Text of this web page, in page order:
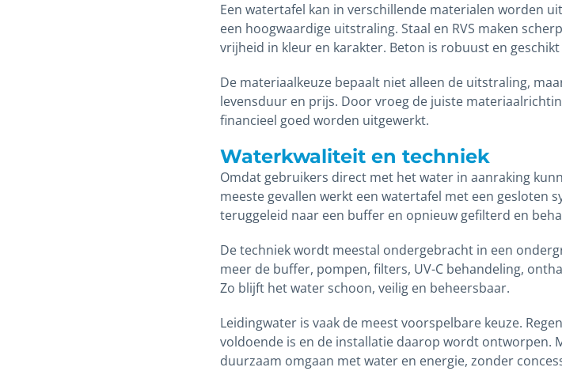
Een watertafel kan in verschillende materialen worden
een hoogwaardige uitstraling. Staal en RVS maken
vrijheid in kleur en karakter. Beton is robuust en
De materiaalkeuze bepaalt niet alleen de uitstraling,
levensduur en prijs. Door vroeg de juiste
financieel goed worden uitgewerkt.
Waterkwaliteit en techniek
Omdat gebruikers direct met het water in aanraking
meeste gevallen werkt een watertafel met een gesloten
teruggeleid naar een buffer en opnieuw gefilterd en
De techniek wordt meestal ondergebracht in een
meer de buffer, pompen, filters, UV-C behandeling,
Zo blijft het water schoon, veilig en beheersbaar.
Leidingwater is vaak de meest voorspelbare keuze.
voldoende is en de installatie daarop wordt ontworpen.
duurzaam omgaan met water en energie, zonder